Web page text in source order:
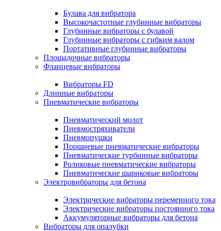
Булава для вибратора
Высокочастотные глубинные вибраторы
Глубинные вибраторы с булавой
Глубинные вибраторы с гибким валом
Портативные глубинные вибраторы
Площадочные вибраторы
Фланцевые вибраторы
Вибраторы FD
Длинные вибраторы
Пневматические вибраторы
Пневматический молот
Пневмостряхиватели
Пневмопушки
Поршневые пневматические вибраторы
Пневматические турбинные вибраторы
Роликовые пневматические вибраторы
Пневматические шариковые вибраторы
Электровибраторы для бетона
Электрические вибраторы переменного тока
Электрические вибраторы постоянного тока
Аккумуляторные вибраторы для бетона
Вибраторы для опалубки